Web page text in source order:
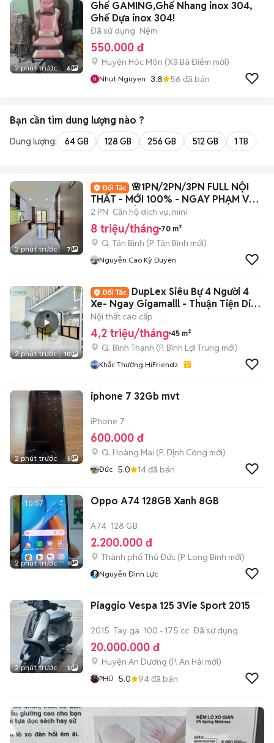
2 phút trước 6
Ghế GAMING,Ghế Nhang inox 304,
Ghế Dựa inox 304!
Đã sử dụng Nệm
550.000 đ
Huyện Hóc Môn (Xã Bà Điểm mới)
Nhut Nguyen 3.8 56 đã bán
Bạn cần tìm dung lượng nào ?
Dung lượng: 64 GB 128 GB 256 GB 512 GB 1 TB
2 phút trước 7
🌸1PN/2PN/3PN FULL NỘI
THẤT - MỚI 100% - NGAY PHẠM VĂN
BẠCH - TÂN BÌNH
2 PN Căn hộ dịch vụ, mini
8 triệu/tháng 70 m²
Q. Tân Bình (P. Tân Bình mới)
Nguyễn Cao Kỳ Duyên
2 phút trước 10
DupLex Siêu Bự 4 Người 4
Xe- Ngay Gigamalll - Thuận Tiện Di
Chuyển
Nội thất cao cấp
4,2 triệu/tháng 45 m²
Q. Bình Thạnh (P. Bình Lợi Trung mới)
Khắc Thường HiFriendz
2 phút trước 5
iphone 7 32Gb mvt
iPhone 7
600.000 đ
Q. Hoàng Mai (P. Định Công mới)
Đức 5.0 14đã bán
2 phút trước 4
Oppo A74 128GB Xanh 8GB
A74 128 GB
2.200.000 đ
Thành phố Thủ Đức (P. Long Bình mới)
Nguyễn Đình Lực
2 phút trước 5
Piaggio Vespa 125 3Vie Sport 2015
2015 Tay ga 100 - 175 cc Đã sử dụng
20.000.000 đ
Huyện An Dương (P. An Hải mới)
PHÚ 5.0 94đã bán